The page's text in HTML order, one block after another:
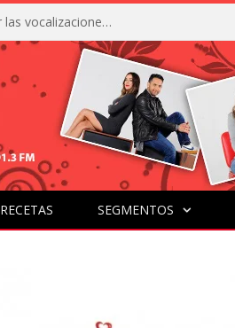
La IA está acercándonos a comprender y traducir las vocalizaciones y comportamientos de nuestras mascotas
RECETAS SEGMENTOS